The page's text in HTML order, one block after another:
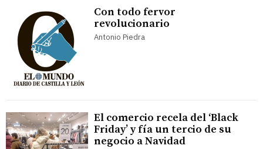
Con todo fervor
revolucionario
Antonio Piedra
El comercio recela del ‘Black
Friday’ y fía un tercio de su
negocio a Navidad